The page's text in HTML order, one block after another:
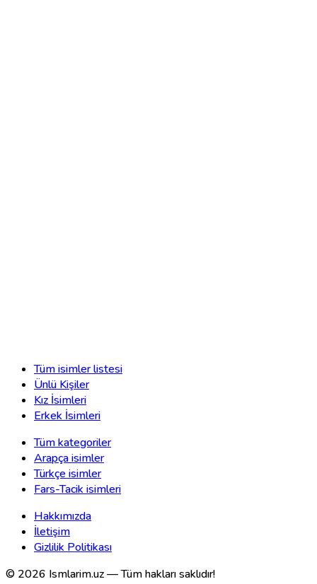
Tüm isimler listesi
Ünlü Kişiler
Kız İsimleri
Erkek İsimleri
Tüm kategoriler
Arapça isimler
Türkçe isimler
Fars-Tacik isimleri
Hakkımızda
İletişim
Gizlilik Politikası
© 2026 Ismlarim.uz —Tüm hakları saklıdır!